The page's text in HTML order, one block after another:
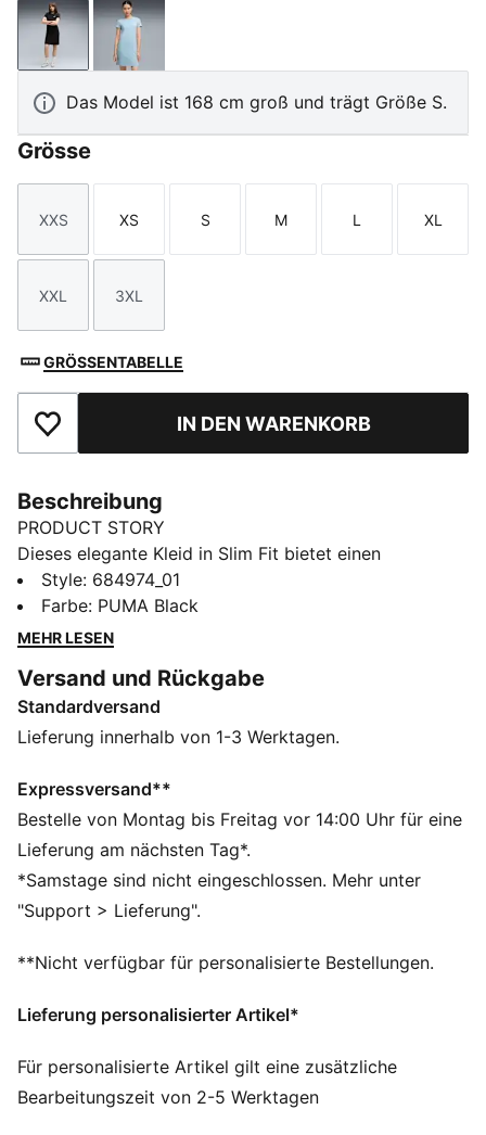
PUMA BlackSeafoam
Das Model ist 168 cm groß und trägt Größe S.
Grösse
Größe
XXS
Größe
XS
Größe
S
Größe
M
Größe
L
Größe
XL
Größe
XXL
Größe
3XL
GRÖSSENTABELLE
Zu Favoriten hinzufügenIN DEN WARENKORB
Beschreibung
PRODUCT STORY
Dieses elegante Kleid in Slim Fit bietet einen
selbstbewussten Look. Mit dem dezenten gestickten
PUMA No. 1 Logo ist es perfekt für alle, die sportliche
Vibes mit alltäglicher Eleganz verbinden wollen. Hol
mit PUMA.
DETAILS
Slim Fit
Kurze Länge
Gesticktes PUMA No. 1 Logo
PUMA Branding-Details
Style: 684974_01
Farbe: PUMA Black
MEHR LESEN
Versand und Rückgabe
Standardversand
Lieferung innerhalb von 1-3 Werktagen.
Expressversand**
Bestelle von Montag bis Freitag vor 14:00 Uhr für eine
Lieferung am nächsten Tag*.
*Samstage sind nicht eingeschlossen. Mehr unter
"Support > Lieferung".
**Nicht verfügbar für personalisierte Bestellungen.
Lieferung personalisierter Artikel*
Für personalisierte Artikel gilt eine zusätzliche
Bearbeitungszeit von 2-5 Werktagen